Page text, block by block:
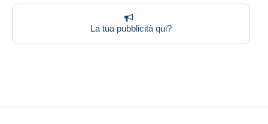
La tua pubblicità qui?